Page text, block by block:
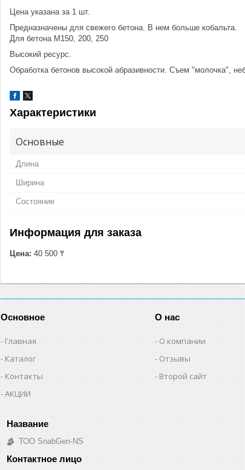
Цена указана за 1 шт.
Предназначены для свежего бетона. В нем больше кобальта.
Для бетона М150, 200, 250
Высокий ресурс.
Обработка бетонов высокой абразивности. Съем "молочка",
Характеристики
Основные
Длина
Ширина
Состояние
Информация для заказа
Цена: 40 500 ₸
Основное
Главная
Каталог
Контакты
АКЦИИ
О нас
О компании
Отзывы
Второй сайт
ТОО SnabGen-NS